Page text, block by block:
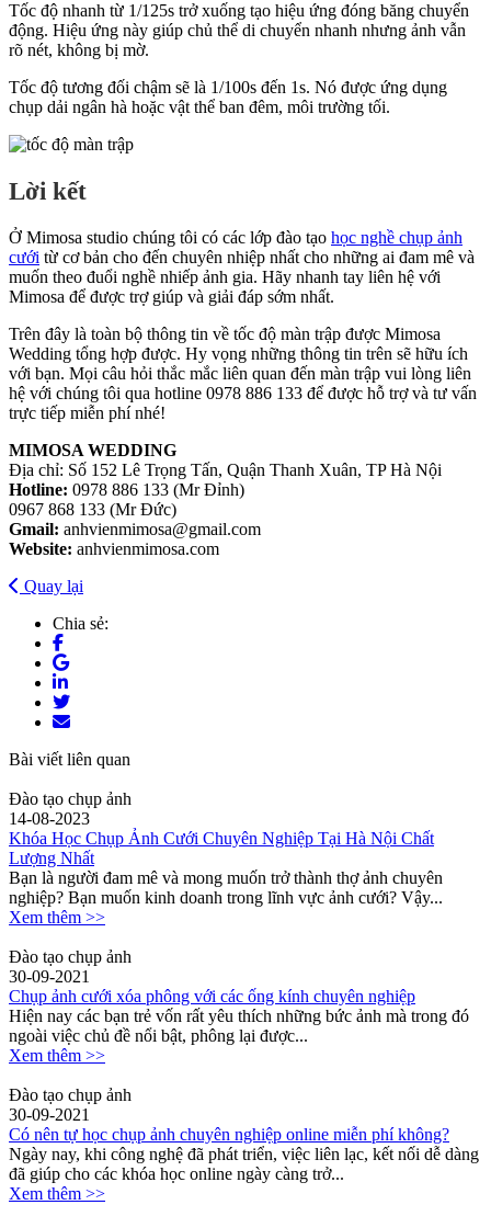
Tốc độ nhanh từ 1/125s trở xuống tạo hiệu ứng đóng băng chuyển
động. Hiệu ứng này giúp chủ thể di chuyển nhanh nhưng ảnh vẫn
rõ nét, không bị mờ.
Tốc độ tương đối chậm sẽ là 1/100s đến 1s. Nó được ứng dụng
chụp dải ngân hà hoặc vật thể ban đêm, môi trường tối.
Lời kết
Ở Mimosa studio chúng tôi có các lớp đào tạo học nghề chụp ảnh
cưới từ cơ bản cho đến chuyên nhiệp nhất cho những ai đam mê và
muốn theo đuổi nghề nhiếp ảnh gia. Hãy nhanh tay liên hệ với
Mimosa để được trợ giúp và giải đáp sớm nhất.
Trên đây là toàn bộ thông tin về tốc độ màn trập được Mimosa
Wedding tổng hợp được. Hy vọng những thông tin trên sẽ hữu ích
với bạn. Mọi câu hỏi thắc mắc liên quan đến màn trập vui lòng liên
hệ với chúng tôi qua hotline 0978 886 133 để được hỗ trợ và tư vấn
trực tiếp miễn phí nhé!
MIMOSA WEDDING
Địa chỉ: Số 152 Lê Trọng Tấn, Quận Thanh Xuân, TP Hà Nội
Hotline: 0978 886 133 (Mr Đỉnh)
0967 868 133 (Mr Đức)
Gmail: anhvienmimosa@gmail.com
Website: anhvienmimosa.com
Quay lại
Chia sẻ:
Bài viết liên quan
Đào tạo chụp ảnh
14-08-2023
Khóa Học Chụp Ảnh Cưới Chuyên Nghiệp Tại Hà Nội Chất
Lượng Nhất
Bạn là người đam mê và mong muốn trở thành thợ ảnh chuyên
nghiệp? Bạn muốn kinh doanh trong lĩnh vực ảnh cưới? Vậy...
Xem thêm >>
Đào tạo chụp ảnh
30-09-2021
Chụp ảnh cưới xóa phông với các ống kính chuyên nghiệp
Hiện nay các bạn trẻ vốn rất yêu thích những bức ảnh mà trong đó
ngoài việc chủ đề nổi bật, phông lại được...
Xem thêm >>
Đào tạo chụp ảnh
30-09-2021
Có nên tự học chụp ảnh chuyên nghiệp online miễn phí không?
Ngày nay, khi công nghệ đã phát triển, việc liên lạc, kết nối dễ dàng
đã giúp cho các khóa học online ngày càng trở...
Xem thêm >>